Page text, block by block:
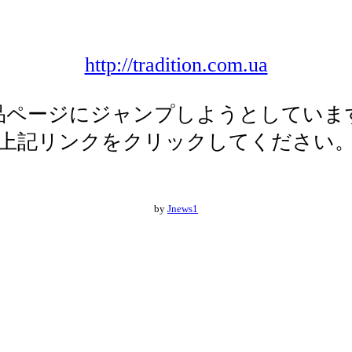
http://tradition.com.ua
ページにジャンプしようとしていま
記リンクをクリックしてください
by Jnews1